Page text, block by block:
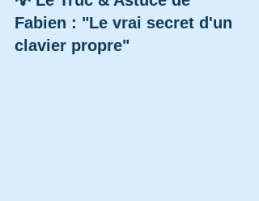
Fabien : "Le vrai secret d'un
clavier propre"